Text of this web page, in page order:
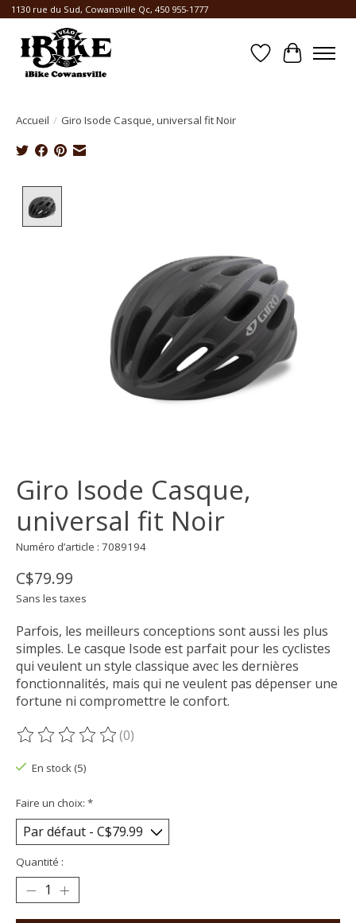
1130 rue du Sud, Cowansville Qc, 450 955-1777
Liste dePanier
Accueil / Giro Isode Casque, universal fit Noir
Giro Isode Casque,
universal fit Noir
Numéro d’article : 7089194
C$79.99
Sans les taxes
Parfois, les meilleurs conceptions sont aussi les plus
simples. Le casque Isode est parfait pour les cyclistes
qui veulent un style classique avec les dernières
fonctionnalités, mais qui ne veulent pas dépenser une
fortune ni compromettre le confort.
Ce produit est évalué à
(0)
En stock (5)
Faire un choix: *
Quantité :